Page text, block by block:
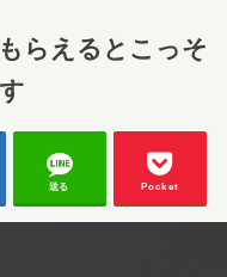
らえるとこっそ
送る Pocket